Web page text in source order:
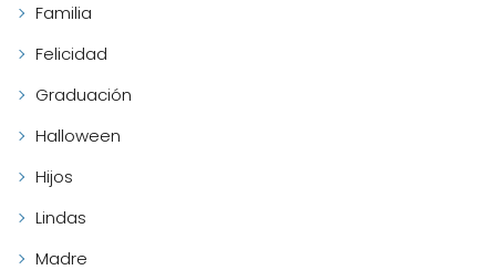
Familia
Felicidad
Graduación
Halloween
Hijos
Lindas
Madre